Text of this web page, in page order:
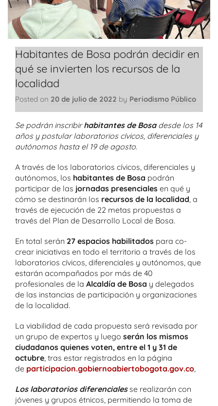
Habitantes de Bosa podrán decidir en
qué se invierten los recursos de la
localidad
Posted on 20 de julio de 2022 by Periodismo Público
Se podrán inscribirhabitantes de Bosadesde los 14
años y postular laboratorios cívicos, diferenciales y
autónomos hasta el 19 de agosto.
A través de los laboratorios cívicos, diferenciales y
autónomos, los habitantes de Bosa podrán
participar de las jornadas presenciales en qué y
cómo se destinarán los recursos de la localidad , a
través de ejecución de 22 metas propuestas a
través del Plan de Desarrollo Local de Bosa.
En total serán 27 espacios habilitados para co-
crear iniciativas en todo el territorio a través de los
laboratorios cívicos, diferenciales y autónomos, que
estarán acompañados por más de 40
profesionales de la Alcaldía de Bosa y delegados
de las instancias de participación y organizaciones
de la localidad.
La viabilidad de cada propuesta será revisada por
un grupo de expertos y luego serán los mismos
ciudadanos quienes voten, entre el 1 y 31 de
octubre , tras estar registrados en la página
de participacion.gobiernoabiertobogota.gov.co
Los laboratorios diferencialesse realizarán con
jóvenes y grupos étnicos, permitiendo la toma de